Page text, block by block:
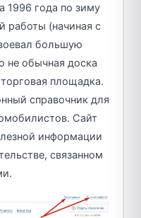
1996 года по зиму
работы (начиная с
большую
не обычная доска
площадка.
справочник для
Сайт
информации
связанном